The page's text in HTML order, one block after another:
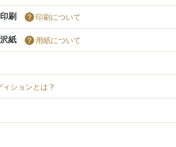
刷 印刷について
紙 用紙について
ィションとは？